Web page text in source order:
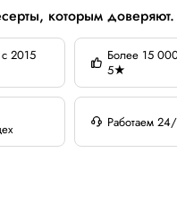
которым доверяют.
2015
Более 15
5★
Работаем